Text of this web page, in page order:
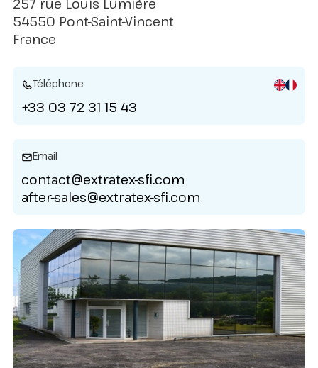
257 rue Louis Lumière
54550 Pont-Saint-Vincent
France
Téléphone
+33 03 72 31 15 43
Email
contact@extratex-sfi.com
after-sales@extratex-sfi.com